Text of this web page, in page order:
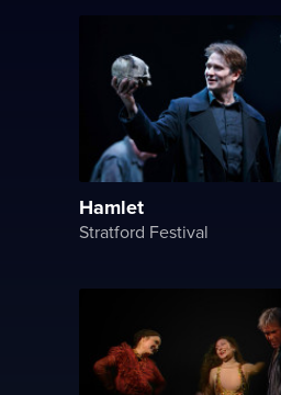
Hamlet
Stratford Festival